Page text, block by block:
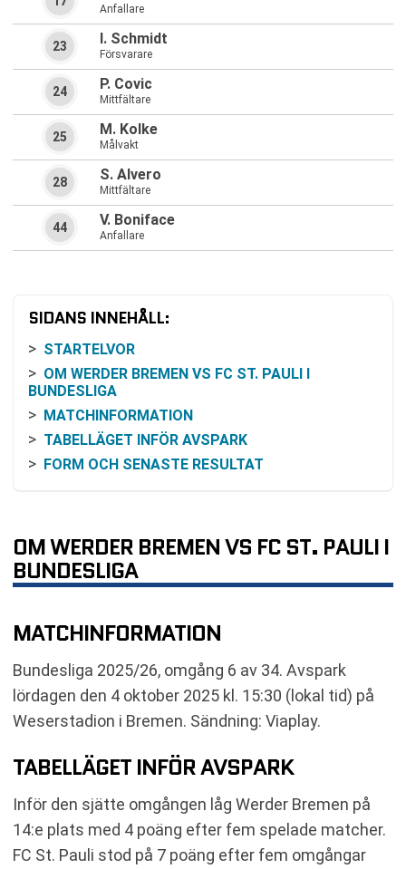
Anfallare
I. Schmidt
Försvarare
23
P. Covic
Mittfältare
24
M. Kolke
Målvakt
25
S. Alvero
Mittfältare
28
V. Boniface
Anfallare
44
SIDANS INNEHÅLL:
STARTELVOR
OM WERDER BREMEN VS FC ST. PAULI I
BUNDESLIGA
MATCHINFORMATION
TABELLÄGET INFÖR AVSPARK
FORM OCH SENASTE RESULTAT
SÅ FÖLJER DU MATCHEN
KORT HISTORIK OCH KONTEXT
VANLIGA FRÅGOR OM WERDER BREMEN VS FC
TABELL
RELATERADE NYHETER
OM WERDER BREMEN VS FC ST. PAULI I
BUNDESLIGA
MATCHINFORMATION
Bundesliga 2025/26, omgång 6 av 34. Avspark
lördagen den 4 oktober 2025 kl. 15:30 (lokal tid) på
Weserstadion i Bremen. Sändning: Viaplay.
TABELLÄGET INFÖR AVSPARK
Inför den sjätte omgången låg Werder Bremen på
14:e plats med 4 poäng efter fem spelade matcher.
FC St. Pauli stod på 7 poäng efter fem omgångar